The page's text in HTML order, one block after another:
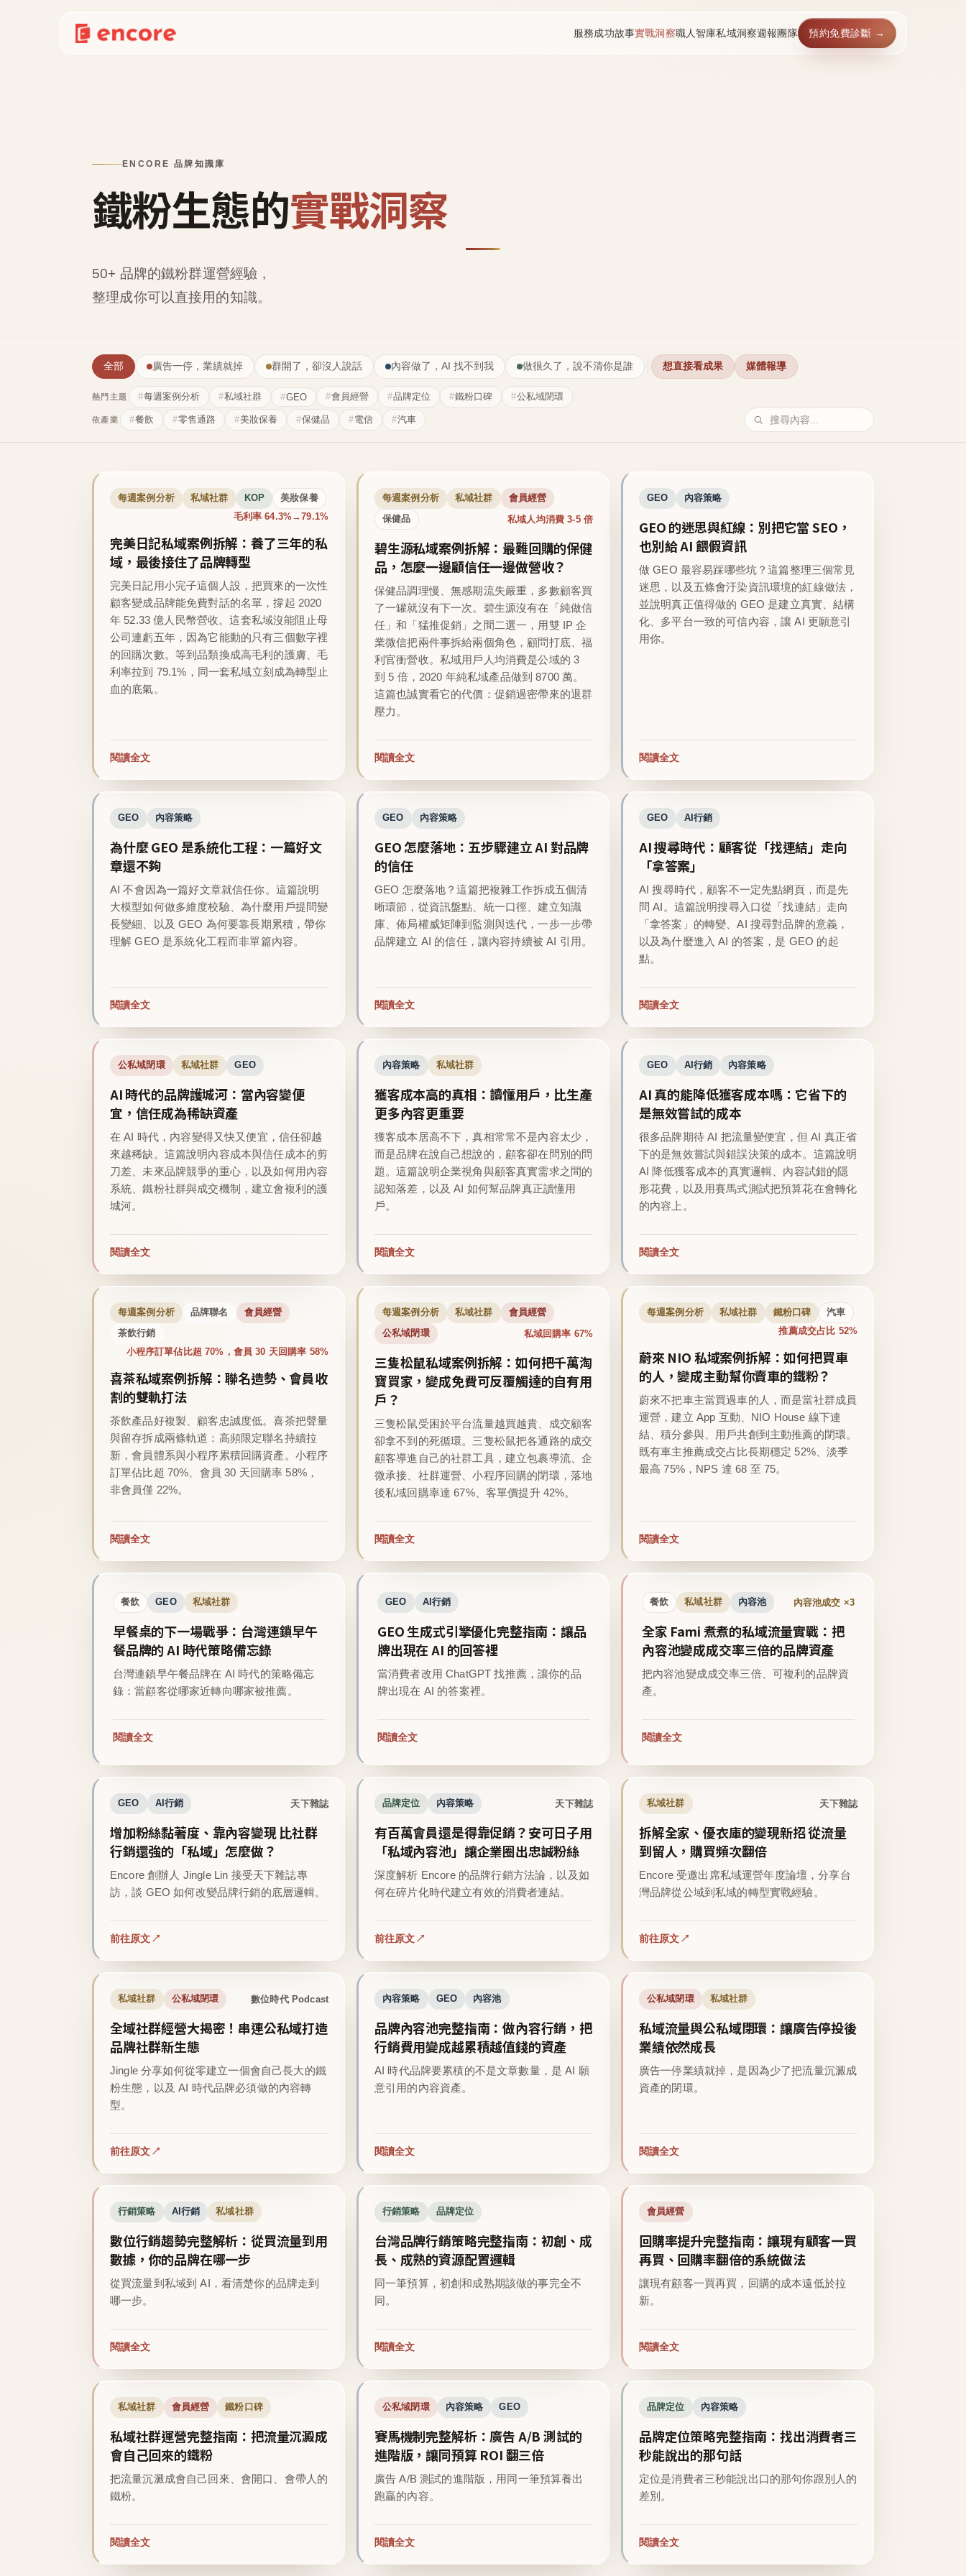
服務成功故事實戰洞察職人智庫私域洞察週報團隊 預約免費診斷 →
ENCORE 品牌知識庫
鐵粉生態的實戰洞察
50+ 品牌的鐵粉群運營經驗，
整理成你可以直接用的知識。
全部 廣告一停，業績就掉 群開了，卻沒人說話 內容做了，AI 找不到我 做很久了，說不清你是誰 想直接看成果 媒體報導
熱門主題 每週案例分析 私域社群 GEO 會員經營 品牌定位 鐵粉口碑 公私域閉環
依產業 餐飲 零售通路 美妝保養 保健品 電信 汽車
每週案例分析 私域社群 KOP 美妝保養
毛利率 64.3%→79.1%
完美日記私域案例拆解：養了三年的私
域，最後接住了品牌轉型
完美日記用小完子這個人設，把買來的一次性
顧客變成品牌能免費對話的名單，撐起 2020
年 52.33 億人民幣營收。這套私域沒能阻止母
公司連虧五年，因為它能動的只有三個數字裡
的回購次數。等到品類換成高毛利的護膚、毛
利率拉到 79.1%，同一套私域立刻成為轉型止
血的底氣。
閱讀全文
每週案例分析 私域社群 會員經營
保健品 私域人均消費 3-5 倍
碧生源私域案例拆解：最難回購的保健
品，怎麼一邊顧信任一邊做營收？
保健品調理慢、無感期流失嚴重，多數顧客買
了一罐就沒有下一次。碧生源沒有在「純做信
任」和「猛推促銷」之間二選一，用雙 IP 企
業微信把兩件事拆給兩個角色，顧問打底、福
利官衝營收。私域用戶人均消費是公域的 3
到 5 倍，2020 年純私域產品做到 8700 萬。
這篇也誠實看它的代價：促銷過密帶來的退群
壓力。
閱讀全文
GEO 內容策略
GEO 的迷思與紅線：別把它當 SEO，
也別給 AI 餵假資訊
做 GEO 最容易踩哪些坑？這篇整理三個常見
迷思，以及五條會汙染資訊環境的紅線做法，
並說明真正值得做的 GEO 是建立真實、結構
化、多平台一致的可信內容，讓 AI 更願意引
用你。
閱讀全文
GEO 內容策略
為什麼 GEO 是系統化工程：一篇好文
章還不夠
AI 不會因為一篇好文章就信任你。這篇說明
大模型如何做多維度校驗、為什麼用戶提問變
長變細、以及 GEO 為何要靠長期累積，帶你
理解 GEO 是系統化工程而非單篇內容。
閱讀全文
GEO 內容策略
GEO 怎麼落地：五步驟建立 AI 對品牌
的信任
GEO 怎麼落地？這篇把複雜工作拆成五個清
晰環節，從資訊盤點、統一口徑、建立知識
庫、佈局權威矩陣到監測與迭代，一步一步帶
品牌建立 AI 的信任，讓內容持續被 AI 引用。
閱讀全文
GEO AI行銷
AI 搜尋時代：顧客從「找連結」走向
「拿答案」
AI 搜尋時代，顧客不一定先點網頁，而是先
問 AI。這篇說明搜尋入口從「找連結」走向
「拿答案」的轉變、AI 搜尋對品牌的意義，
以及為什麼進入 AI 的答案，是 GEO 的起
點。
閱讀全文
公私域閉環 私域社群 GEO
AI 時代的品牌護城河：當內容變便
宜，信任成為稀缺資產
在 AI 時代，內容變得又快又便宜，信任卻越
來越稀缺。這篇說明內容成本與信任成本的剪
刀差、未來品牌競爭的重心，以及如何用內容
系統、鐵粉社群與成交機制，建立會複利的護
城河。
閱讀全文
內容策略 私域社群
獲客成本高的真相：讀懂用戶，比生產
更多內容更重要
獲客成本居高不下，真相常常不是內容太少，
而是品牌在說自己想說的，顧客卻在問別的問
題。這篇說明企業視角與顧客真實需求之間的
認知落差，以及 AI 如何幫品牌真正讀懂用
戶。
閱讀全文
GEO AI行銷 內容策略
AI 真的能降低獲客成本嗎：它省下的
是無效嘗試的成本
很多品牌期待 AI 把流量變便宜，但 AI 真正省
下的是無效嘗試與錯誤決策的成本。這篇說明
AI 降低獲客成本的真實邏輯、內容試錯的隱
形花費，以及用賽馬式測試把預算花在會轉化
的內容上。
閱讀全文
每週案例分析 品牌聯名 會員經營
茶飲行銷
小程序訂單佔比超 70%，會員 30 天回購率 58%
喜茶私域案例拆解：聯名造勢、會員收
割的雙軌打法
茶飲產品好複製、顧客忠誠度低。喜茶把聲量
與留存拆成兩條軌道：高頻限定聯名持續拉
新，會員體系與小程序累積回購資產。小程序
訂單佔比超 70%、會員 30 天回購率 58%，
非會員僅 22%。
閱讀全文
每週案例分析 私域社群 會員經營
公私域閉環 私域回購率 67%
三隻松鼠私域案例拆解：如何把千萬淘
寶買家，變成免費可反覆觸達的自有用
戶？
三隻松鼠受困於平台流量越買越貴、成交顧客
卻拿不到的死循環。三隻松鼠把各通路的成交
顧客導進自己的社群工具，建立包裹導流、企
微承接、社群運營、小程序回購的閉環，落地
後私域回購率達 67%、客單價提升 42%。
閱讀全文
每週案例分析 私域社群 鐵粉口碑 汽車
推薦成交占比 52%
蔚來 NIO 私域案例拆解：如何把買車
的人，變成主動幫你賣車的鐵粉？
蔚來不把車主當買過車的人，而是當社群成員
運營，建立 App 互動、NIO House 線下連
結、積分參與、用戶共創到主動推薦的閉環。
既有車主推薦成交占比長期穩定 52%、淡季
最高 75%，NPS 達 68 至 75。
閱讀全文
餐飲 GEO 私域社群
早餐桌的下一場戰爭：台灣連鎖早午
餐品牌的 AI 時代策略備忘錄
台灣連鎖早午餐品牌在 AI 時代的策略備忘
錄：當顧客從哪家近轉向哪家被推薦。
閱讀全文
GEO AI行銷
GEO 生成式引擎優化完整指南：讓品
牌出現在 AI 的回答裡
當消費者改用 ChatGPT 找推薦，讓你的品
牌出現在 AI 的答案裡。
閱讀全文
餐飲 私域社群 內容池 內容池成交 ×3
全家 Fami 煮煮的私域流量實戰：把
內容池變成成交率三倍的品牌資產
把內容池變成成交率三倍、可複利的品牌資
產。
閱讀全文
GEO AI行銷 天下雜誌
增加粉絲黏著度、靠內容變現 比社群
行銷還強的「私域」怎麼做？
Encore 創辦人 Jingle Lin 接受天下雜誌專
訪，談 GEO 如何改變品牌行銷的底層邏輯。
前往原文
品牌定位 內容策略 天下雜誌
有百萬會員還是得靠促銷？安可日子用
「私域內容池」讓企業圈出忠誠粉絲
深度解析 Encore 的品牌行銷方法論，以及如
何在碎片化時代建立有效的消費者連結。
前往原文
私域社群 天下雜誌
拆解全家、優衣庫的變現新招 從流量
到留人，購買頻次翻倍
Encore 受邀出席私域運營年度論壇，分享台
灣品牌從公域到私域的轉型實戰經驗。
前往原文
私域社群 公私域閉環 數位時代 Podcast
全域社群經營大揭密！串連公私域打造
品牌社群新生態
Jingle 分享如何從零建立一個會自己長大的鐵
粉生態，以及 AI 時代品牌必須做的內容轉
型。
前往原文
內容策略 GEO 內容池
品牌內容池完整指南：做內容行銷，把
行銷費用變成越累積越值錢的資產
AI 時代品牌要累積的不是文章數量，是 AI 願
意引用的內容資產。
閱讀全文
公私域閉環 私域社群
私域流量與公私域閉環：讓廣告停投後
業績依然成長
廣告一停業績就掉，是因為少了把流量沉澱成
資產的閉環。
閱讀全文
行銷策略 AI行銷 私域社群
數位行銷趨勢完整解析：從買流量到用
數據，你的品牌在哪一步
從買流量到私域到 AI，看清楚你的品牌走到
哪一步。
閱讀全文
行銷策略 品牌定位
台灣品牌行銷策略完整指南：初創、成
長、成熟的資源配置邏輯
同一筆預算，初創和成熟期該做的事完全不
同。
閱讀全文
會員經營
回購率提升完整指南：讓現有顧客一買
再買、回購率翻倍的系統做法
讓現有顧客一買再買，回購的成本遠低於拉
新。
閱讀全文
私域社群 會員經營 鐵粉口碑
私域社群運營完整指南：把流量沉澱成
會自己回來的鐵粉
把流量沉澱成會自己回來、會開口、會帶人的
鐵粉。
閱讀全文
公私域閉環 內容策略 GEO
賽馬機制完整解析：廣告 A/B 測試的
進階版，讓同預算 ROI 翻三倍
廣告 A/B 測試的進階版，用同一筆預算養出
跑贏的內容。
閱讀全文
品牌定位 內容策略
品牌定位策略完整指南：找出消費者三
秒能說出的那句話
定位是消費者三秒能說出口的那句你跟別人的
差別。
閱讀全文